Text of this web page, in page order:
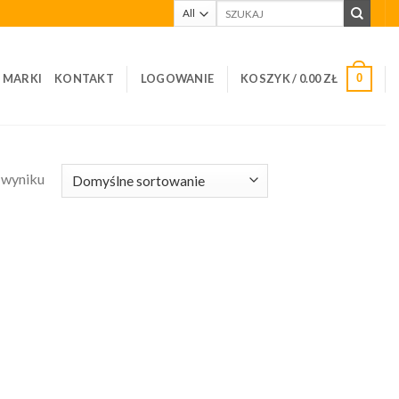
MARKI KONTAKT LOGOWANIE KOSZYK / 0.00ZŁ 0